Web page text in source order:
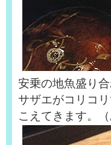
安乗の地魚盛り
サザエがコリコ
こえてきます。（